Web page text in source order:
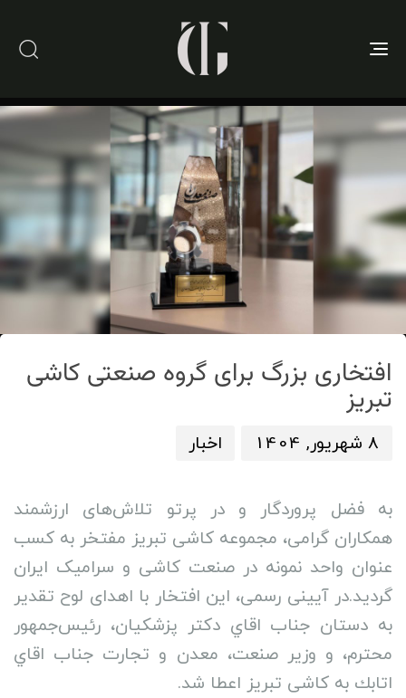
Toggle
افتخاری بزرگ برای گروه صنعتی کاشی
تبریز
8 شهریور, 1404 اخبار
به فضل پروردگار و در پرتو تلاش‌های ارزشمند
همکاران گرامی، مجموعه کاشی تبریز مفتخر به کسب
عنوان واحد نمونه در صنعت کاشی و سرامیک ایران
گردید.در آیینی رسمی، این افتخار با اهدای لوح تقدیر
به دستان جناب اقاي دکتر پزشکیان، رئیس‌جمهور
محترم، و وزیر صنعت، معدن و تجارت جناب اقاي
اتابك به کاشی تبریز اعطا شد.